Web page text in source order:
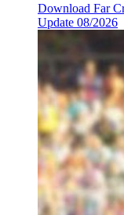
Download Far
Update 08/2026